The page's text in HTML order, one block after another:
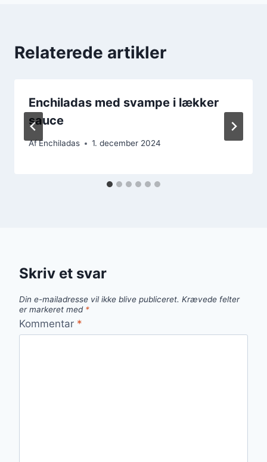
Relaterede artikler
Enchiladas med svampe i lækker
sauce
AfEnchiladas 1. december 2024
Skriv et svar
Din e-mailadresse vil ikke blive publiceret. Krævede felter
er markeret med *
Kommentar *